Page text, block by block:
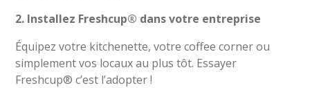
2. Installez Freshcup® dans votre entreprise
Équipez votre kitchenette, votre coffee corner ou
simplement vos locaux au plus tôt. Essayer
Freshcup® c’est l’adopter !